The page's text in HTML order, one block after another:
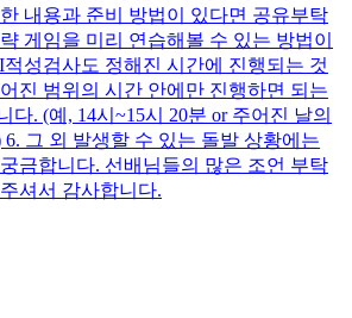
내용과 준비 방법이 있다면 공유부탁
게임을 미리 연습해볼 수 있는 방법이
적성검사도 정해진 시간에 진행되는 것
진 범위의 시간 안에만 진행하면 되는
다. (예, 14시~15시 20분 or 주어진 날의
그 외 발생할 수 있는 돌발 상황에는
금합니다. 선배님들의 많은 조언 부탁
셔서 감사합니다.